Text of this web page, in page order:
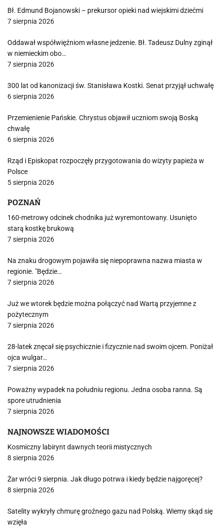
Bł. Edmund Bojanowski – prekursor opieki nad wiejskimi dziećmi
7 sierpnia 2026
Oddawał współwięźniom własne jedzenie. Bł. Tadeusz Dulny zginął
w niemieckim obo…
7 sierpnia 2026
300 lat od kanonizacji św. Stanisława Kostki. Senat przyjął uchwałę
6 sierpnia 2026
Przemienienie Pańskie. Chrystus objawił uczniom swoją Boską
chwałę
6 sierpnia 2026
Rząd i Episkopat rozpoczęły przygotowania do wizyty papieża w
Polsce
5 sierpnia 2026
POZNAŃ
160-metrowy odcinek chodnika już wyremontowany. Usunięto
starą kostkę brukową
7 sierpnia 2026
Na znaku drogowym pojawiła się niepoprawna nazwa miasta w
regionie. "Będzie…
7 sierpnia 2026
Już we wtorek będzie można połączyć nad Wartą przyjemne z
pożytecznym
7 sierpnia 2026
28-latek znęcał się psychicznie i fizycznie nad swoim ojcem. Poniżał
ojca wulgar…
7 sierpnia 2026
Poważny wypadek na południu regionu. Jedna osoba ranna. Są
spore utrudnienia
7 sierpnia 2026
NAJNOWSZE WIADOMOŚCI
Kosmiczny labirynt dawnych teorii mistycznych
8 sierpnia 2026
Żar wróci 9 sierpnia. Jak długo potrwa i kiedy będzie najgoręcej?
8 sierpnia 2026
Satelity wykryły chmurę groźnego gazu nad Polską. Wiemy skąd się
wzięła